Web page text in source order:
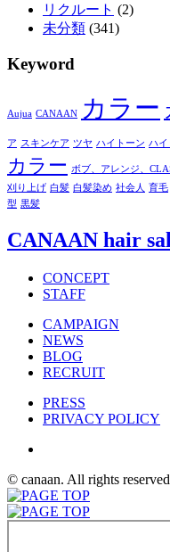
リクルート (2)
未分類 (341)
Keyword
Aujua CANAAN カラー
ア スキンケア ツヤ ハイトーン ハイ
カラー
ボブ、アレンジ、
刈り上げ 白髪 白髪染め 社会人 育毛
型 黒髪
CANAAN hair
CONCEPT
STAFF
CAMPAIGN
NEWS
BLOG
RECRUIT
PRESS
PRIVACY POLICY
© canaan. All rights